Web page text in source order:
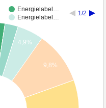
Energielabel…
Energielabel…
1/2
4,9%
9,8%